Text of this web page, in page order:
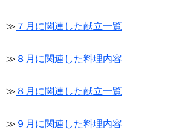
≫ ７月に関連した献立一覧
≫ ８月に関連した料理内容
≫ ８月に関連した献立一覧
≫ ９月に関連した料理内容